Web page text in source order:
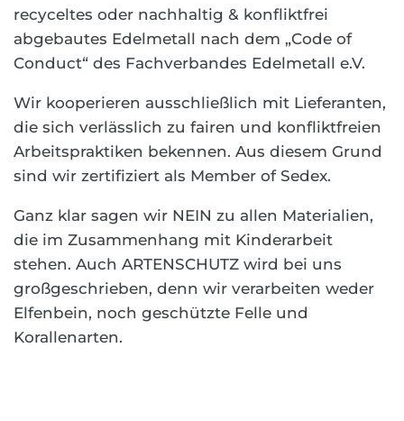
recyceltes oder nachhaltig & konfliktfrei
abgebautes Edelmetall nach dem „Code of
Conduct“ des Fachverbandes Edelmetall e.V.
Wir kooperieren ausschließlich mit Lieferanten,
die sich verlässlich zu fairen und konfliktfreien
Arbeitspraktiken bekennen. Aus diesem Grund
sind wir zertifiziert als Member of Sedex.
Ganz klar sagen wir NEIN zu allen Materialien,
die im Zusammenhang mit Kinderarbeit
stehen. Auch ARTENSCHUTZ wird bei uns
großgeschrieben, denn wir verarbeiten weder
Elfenbein, noch geschützte Felle und
Korallenarten.